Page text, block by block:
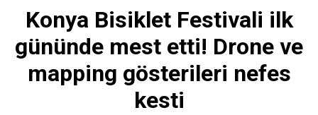
Konya Bisiklet Festivali ilk
gününde mest etti! Drone ve
mapping gösterileri nefes
kesti